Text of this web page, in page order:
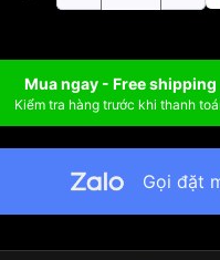
Mua ngay - Free shipping
Kiểm tra hàng trước khi thanh
Gọi đặt